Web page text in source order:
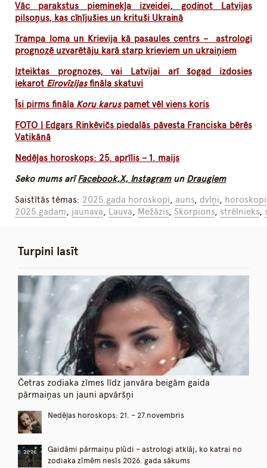
Vāc parakstus pieminekļa izveidei, godinot Latvijas
pilsoņus, kas cīnījušies un krituši Ukrainā
Trampa loma un Krievija kā pasaules centrs – astrologi
prognozē uzvarētāju karā starp krieviem un ukraiņiem
Izteiktas prognozes, vai Latvijai arī šogad izdosies
iekarot Eirovīzijasfināla skatuvi
Īsi pirms fināla Koru karuspamet vēl viens koris
FOTO | Edgars Rinkēvičs piedalās pāvesta Franciska bērēs
Vatikānā
Nedēļas horoskops: 25. aprīlis – 1. maijs
Seko mums arīFacebook,X, Instagramun Draugiem
Saistītās tēmas: 2025.gada horoskopi, auns, dvīņi, horoskopi
2025.gadam, jaunava, Lauva, Mežāzis,Skorpions, strēlnieks,
Turpini lasīt
Četras zodiaka zīmes līdz janvāra beigām gaida
pārmaiņas un jauni apvāršņi
Nedēļas horoskops: 21. – 27.novembris
Gaidāmi pārmaiņu plūdi – astrologi atklāj, ko katrai no
zodiaka zīmēm nesīs 2026. gada sākums